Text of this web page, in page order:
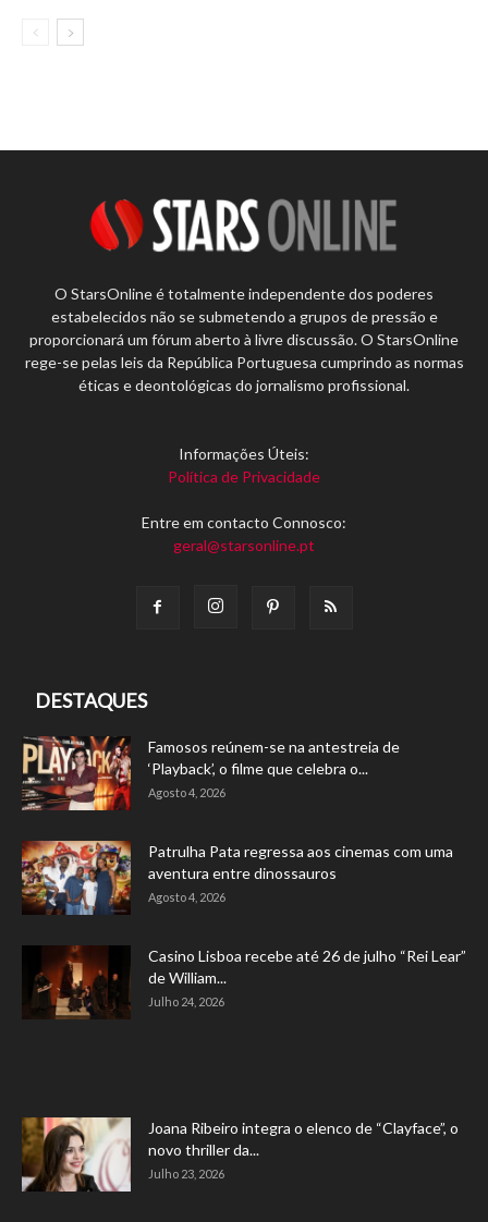
O StarsOnline é totalmente independente dos poderes
estabelecidos não se submetendo a grupos de pressão e
proporcionará um fórum aberto à livre discussão. O StarsOnline
rege-se pelas leis da República Portuguesa cumprindo as normas
éticas e deontológicas do jornalismo profissional.
Informações Úteis:
Política de Privacidade
Entre em contacto Connosco:
geral@starsonline.pt
DESTAQUES
Famosos reúnem-se na antestreia de
‘Playback’, o filme que celebra o...
Agosto 4, 2026
Patrulha Pata regressa aos cinemas com uma
aventura entre dinossauros
Agosto 4, 2026
Casino Lisboa recebe até 26 de julho “Rei Lear”
de William...
Julho 24, 2026
Joana Ribeiro integra o elenco de “Clayface”, o
novo thriller da...
Julho 23, 2026